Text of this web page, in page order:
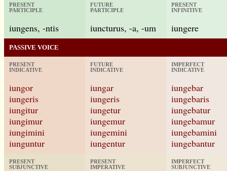
PRESENT
PARTICIPLE
iungens, -ntis
FUTURE
PARTICIPLE
iuncturus, -a, -um
PRESENT
INFINITIVE
iungere
PASSIVE VOICE
PRESENT
INDICATIVE
iungor
iungeris
iungitur
iungimur
iungimini
iunguntur
FUTURE
INDICATIVE
iungar
iungeris
iungetur
iungemur
iungemini
iungentur
IMPERFECT
INDICATIVE
iungebar
iungebaris
iungebatur
iungebamur
iungebamini
iungebantur
PRESENT
SUBJUNCTIVE
PRESENT
IMPERATIVE
IMPERFECT
SUBJUNCTIVE